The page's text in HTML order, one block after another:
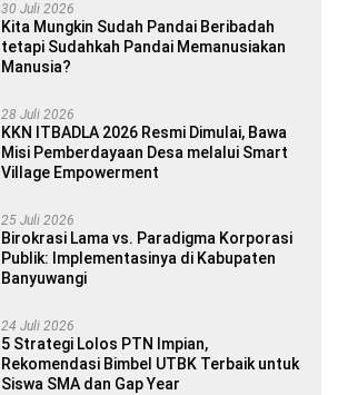
30 Juli 2026
Kita Mungkin Sudah Pandai Beribadah
tetapi Sudahkah Pandai Memanusiakan
Manusia?
28 Juli 2026
KKN ITBADLA 2026 Resmi Dimulai, Bawa
Misi Pemberdayaan Desa melalui Smart
Village Empowerment
25 Juli 2026
Birokrasi Lama vs. Paradigma Korporasi
Publik: Implementasinya di Kabupaten
Banyuwangi
24 Juli 2026
5 Strategi Lolos PTN Impian,
Rekomendasi Bimbel UTBK Terbaik untuk
Siswa SMA dan Gap Year